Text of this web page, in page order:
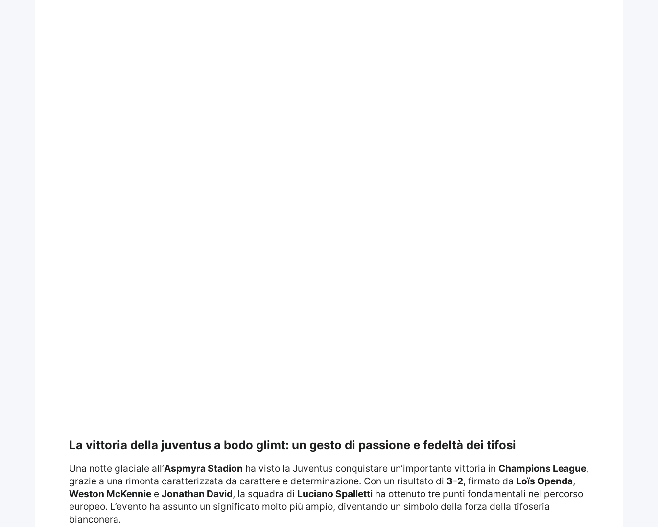
la vittoria della juventus a bodo glimt: un gesto di passione e fedeltà dei tifosi
Una notte glaciale all’Aspmyra Stadion ha visto la Juventus conquistare un’importante vittoria in Champions League,
grazie a una rimonta caratterizzata da carattere e determinazione. Con un risultato di 3-2, firmato da Loïs Openda,
Weston McKenniee Jonathan David, la squadra di Luciano Spalletti ha ottenuto tre punti fondamentali nel percorso
europeo. L’evento ha assunto un significato molto più ampio, diventando un simbolo della forza della tifoseria
bianconera.